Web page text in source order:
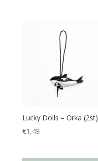
Lucky Dolls – Orka (2st)
€1,49